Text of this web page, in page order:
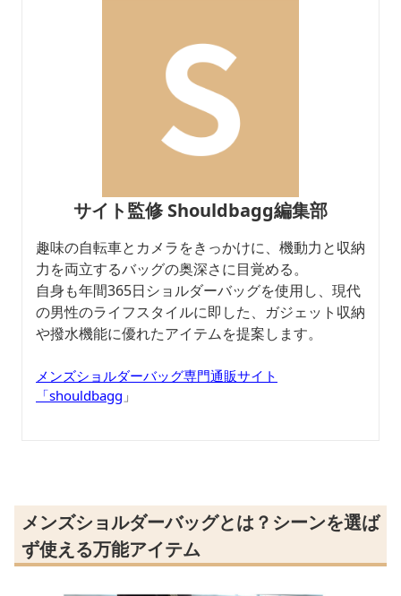
サイト監修 Shouldbagg編集部
趣味の自転車とカメラをきっかけに、機動力と収納
力を両立するバッグの奥深さに目覚める。
自身も年間365日ショルダーバッグを使用し、現代
の男性のライフスタイルに即した、ガジェット収納
や撥水機能に優れたアイテムを提案します。
メンズショルダーバッグ専門通販サイト
「shouldbagg 」
メンズショルダーバッグとは？シーンを選ば
ず使える万能アイテム